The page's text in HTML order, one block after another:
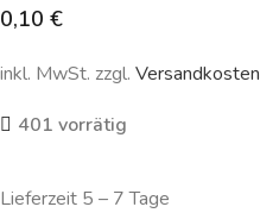
0,10 €
inkl. MwSt. zzgl. Versandkosten
401 vorrätig
Lieferzeit 5 – 7 Tage